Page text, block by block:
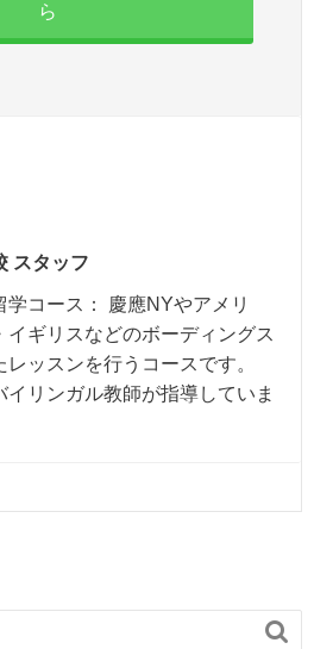
ら
スタッフ
コース： 慶應NYやアメリ
イギリスなどのボーディングス
ッスンを行うコースです。
リンガル教師が指導していま
